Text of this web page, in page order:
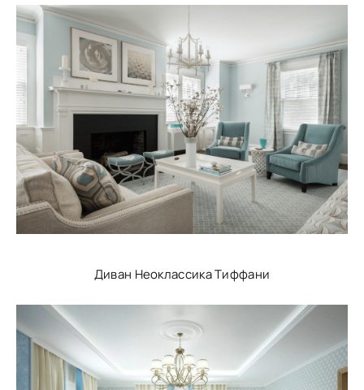
Диван Неоклассика Тиффани